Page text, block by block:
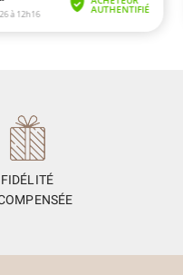
FIDÉLITÉ